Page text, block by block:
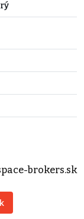
brokers.sk